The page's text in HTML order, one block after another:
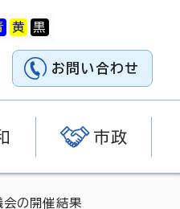
お問い合わせ
市政
の開催結果